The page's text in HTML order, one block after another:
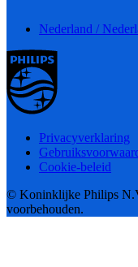
Nederland /
Privacyverklaring
Cookie-beleid
© Koninklijke Philips
voorbehouden.